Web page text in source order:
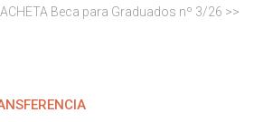
Beca para Graduados nº 3/26 >>